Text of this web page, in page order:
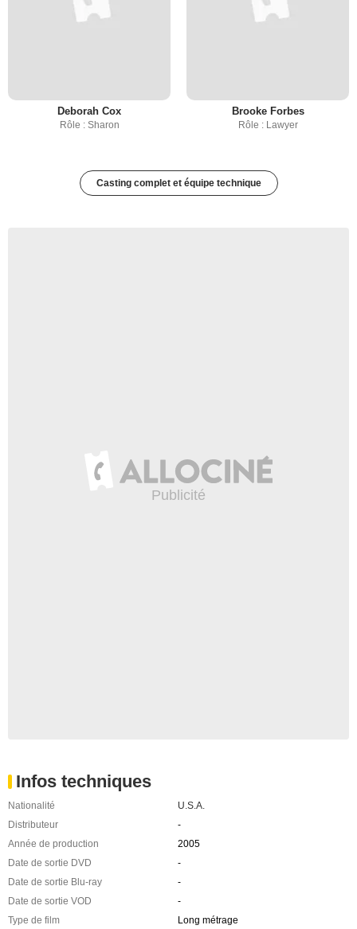
Deborah Cox
Rôle : Sharon
Brooke Forbes
Rôle : Lawyer
Casting complet et équipe technique
Infos techniques
Nationalité
U.S.A.
Distributeur
-
Année de production
2005
Date de sortie DVD
-
Date de sortie Blu-ray
-
Date de sortie VOD
-
Type de film
Long métrage